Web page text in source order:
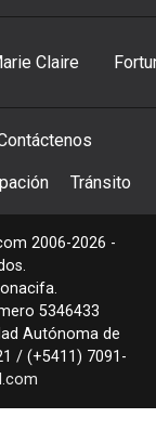
Claire
Tránsito
2006-2026 -
5346433
Autónoma de
/ (+5411) 7091-